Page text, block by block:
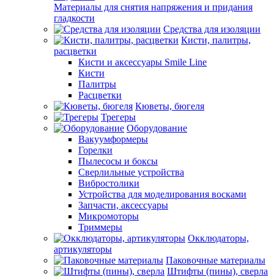
Материалы для снятия напряжения и придания
гладкости
Средства для изоляции
Кисти, палитры,
расцветки
Кисти и аксессуары Smile Line
Кисти
Палитры
Расцветки
Кюветы, бюгеля
Трегеры
Оборудование
Вакуумформеры
Горелки
Пылесосы и боксы
Сверлильные устройства
Вибростолики
Устройства для моделирования восками
Запчасти, аксессуары
Микромоторы
Триммеры
Окклюдаторы,
артикуляторы
Паковочные материалы
Штифты (пины), сверла